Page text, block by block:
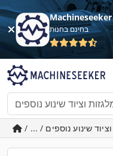
Machineseeker
בחינם בחנות